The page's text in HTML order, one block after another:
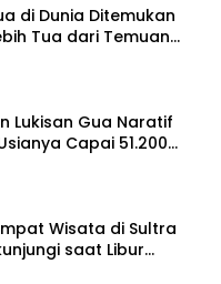
di Dunia Ditemukan
Tua dari Temuan
Lukisan Gua Naratif
Capai 51.200
Wisata di Sultra
saat Libur